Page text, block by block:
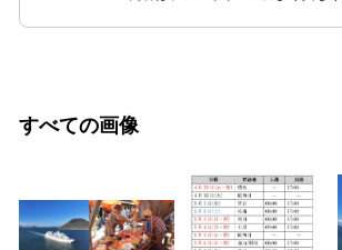
すべての画像